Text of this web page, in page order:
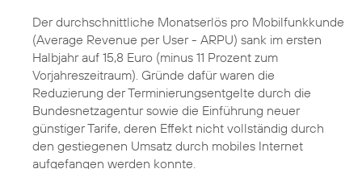
Der durchschnittliche Monatserlös pro Mobilfunkkunde
(Average Revenue per User - ARPU) sank im ersten
Halbjahr auf 15,8 Euro (minus 11 Prozent zum
Vorjahreszeitraum). Gründe dafür waren die
Reduzierung der Terminierungsentgelte durch die
Bundesnetzagentur sowie die Einführung neuer
günstiger Tarife, deren Effekt nicht vollständig durch
den gestiegenen Umsatz durch mobiles Internet
aufgefangen werden konnte.